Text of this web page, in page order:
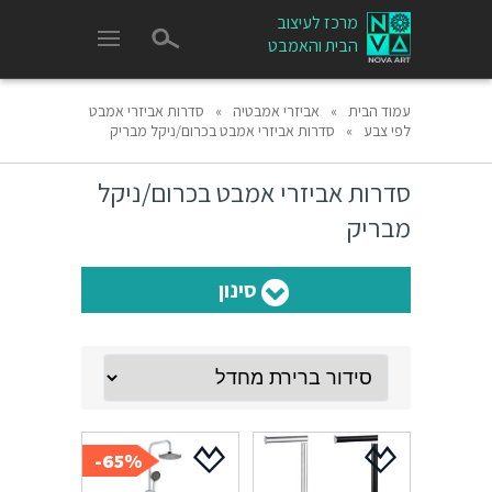
מרכז לעיצוב
הבית והאמבט
עמוד הבית » אביזרי אמבטיה »
סדרות אביזרי אמבט
לפי צבע » סדרות אביזרי אמבט בכרום/ניקל מבריק
סדרות אביזרי אמבט בכרום/ניקל
מבריק
סינון
65%-